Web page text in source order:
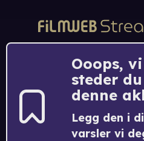
Ooops,
steder
denne
Legg den i
varsler vi